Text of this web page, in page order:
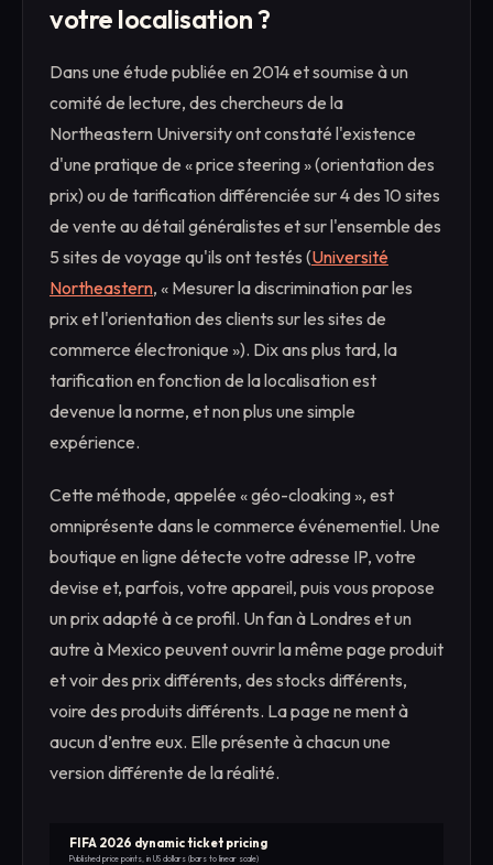
votre localisation ?
Dans une étude publiée en 2014 et soumise à un
comité de lecture, des chercheurs de la
Northeastern University ont constaté l'existence
d'une pratique de « price steering » (orientation des
prix) ou de tarification différenciée sur 4 des 10 sites
de vente au détail généralistes et sur l'ensemble des
5 sites de voyage qu'ils ont testés (Université
Northeastern, « Mesurer la discrimination par les
prix et l'orientation des clients sur les sites de
commerce électronique »). Dix ans plus tard, la
tarification en fonction de la localisation est
devenue la norme, et non plus une simple
expérience.
Cette méthode, appelée « géo-cloaking », est
omniprésente dans le commerce événementiel. Une
boutique en ligne détecte votre adresse IP, votre
devise et, parfois, votre appareil, puis vous propose
un prix adapté à ce profil. Un fan à Londres et un
autre à Mexico peuvent ouvrir la même page produit
et voir des prix différents, des stocks différents,
voire des produits différents. La page ne ment à
aucun d’entre eux. Elle présente à chacun une
version différente de la réalité.
FIFA 2026 dynamic ticket pricing
Published price points, in US dollars (bars to linear scale)